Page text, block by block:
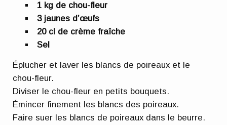
1 kg de chou-fleur
3 jaunes d’œufs
20 cl de crème fraîche
Sel
Éplucher et laver les blancs de poireaux et le
chou-fleur.
Diviser le chou-fleur en petits bouquets.
Émincer finement les blancs des poireaux.
Faire suer les blancs de poireaux dans le beurre.